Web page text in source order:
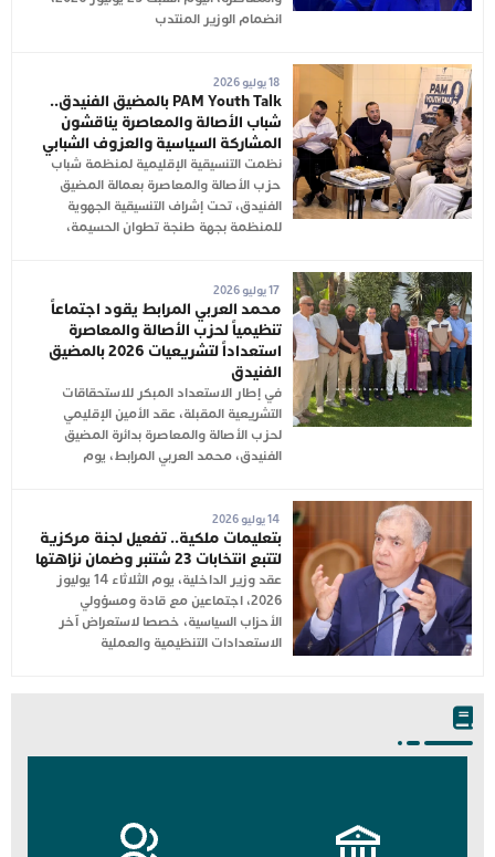
انضمام الوزير المنتدب
18 يوليو 2026
PAM Youth Talk بالمضيق الفنيدق..
شباب الأصالة والمعاصرة يناقشون
المشاركة السياسية والعزوف الشبابي
نظمت التنسيقية الإقليمية لمنظمة شباب
حزب الأصالة والمعاصرة بعمالة المضيق
الفنيدق، تحت إشراف التنسيقية الجهوية
للمنظمة بجهة طنجة تطوان الحسيمة،
17 يوليو 2026
محمد العربي المرابط يقود اجتماعاً
تنظيمياً لحزب الأصالة والمعاصرة
استعداداً لتشريعيات 2026 بالمضيق
الفنيدق
في إطار الاستعداد المبكر للاستحقاقات
التشريعية المقبلة، عقد الأمين الإقليمي
لحزب الأصالة والمعاصرة بدائرة المضيق
الفنيدق، محمد العربي المرابط، يوم
14 يوليو 2026
بتعليمات ملكية.. تفعيل لجنة مركزية
لتتبع انتخابات 23 شتنبر وضمان نزاهتها
عقد وزير الداخلية، يوم الثلاثاء 14 يوليوز
2026، اجتماعين مع قادة ومسؤولي
الأحزاب السياسية، خصصا لاستعراض آخر
الاستعدادات التنظيمية والعملية